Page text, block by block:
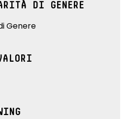
DI GENERE
Genere